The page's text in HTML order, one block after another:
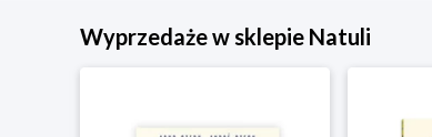
Wyprzedaże w sklepie Natuli